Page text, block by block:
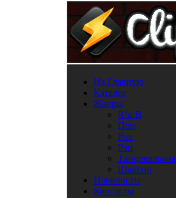
На Главную
Каталог
Жанры
R’n’B
Поп
Рок
Рэп
Танцевальная
Шансон
Плейлисты
Контакты